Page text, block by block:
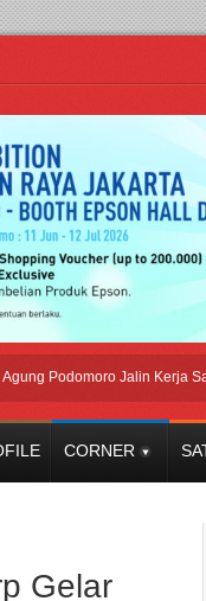
Podomoro Jalin Kerja Sama
CORNER
Gelar